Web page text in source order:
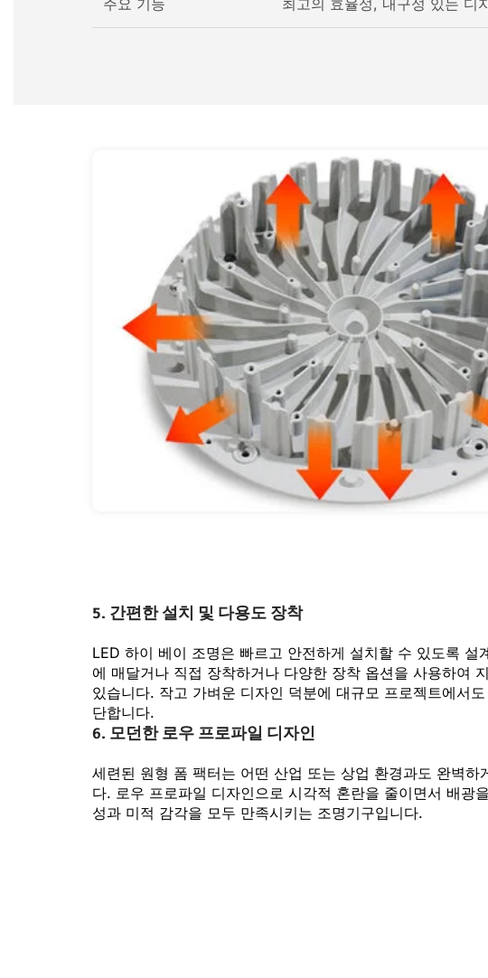
주요 기능 최고의 효율성, 내구성 있는 디
5. 간편한 설치 및 다용도 장착
LED 하이 베이 조명은 빠르고 안전하게 설치할 수 있도록 설
에 매달거나 직접 장착하거나 다양한 장착 옵션을 사용하여
있습니다. 작고 가벼운 디자인 덕분에 대규모 프로젝트에서
단합니다.
6. 모던한 로우 프로파일 디자인
세련된 원형 폼 팩터는 어떤 산업 또는 상업 환경과도 완벽하
다. 로우 프로파일 디자인으로 시각적 혼란을 줄이면서 배광
성과 미적 감각을 모두 만족시키는 조명기구입니다.